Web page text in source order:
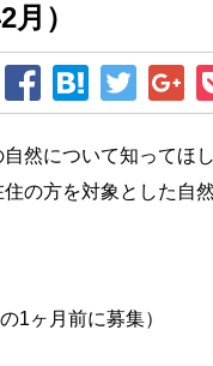
）
然について知ってほ
の方を対象とした自
1ヶ月前に募集）